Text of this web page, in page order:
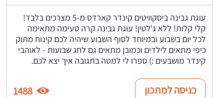
עוגת גבינה ביסקוויטים קינדר קארדס מ-5 מצרכים בלבד!
קלי קלות! ללא ג'לטין! עוגת גבינה קרה טעימה מתאימה
לכל יום בשבוע ובמיוחד לסוף השבוע שיהיה לכם קינוח מתוק
כיפי מתאים לילדים וכמובן מתאים גם לחג שבועות - לאוהבי
קינדר מושבעים :) ספרו לי למטה בתגובה איך יצא לכם.
כניסה למתכון 1488